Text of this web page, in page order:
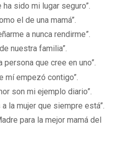
ha sido mi lugar seguro”.
el de una mamá”.
a nunca rendirme”.
nuestra familia”.
persona que cree en uno”.
mí empezó contigo”.
son mi ejemplo diario”.
la mujer que siempre está”.
para la mejor mamá del